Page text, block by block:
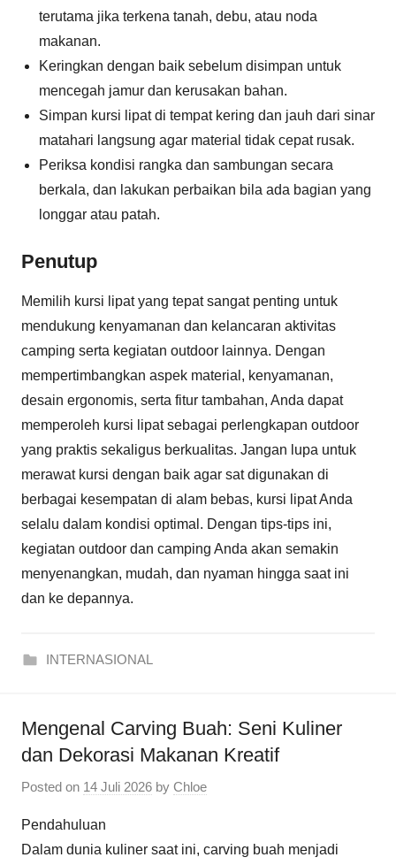
terutama jika terkena tanah, debu, atau noda
makanan.
Keringkan dengan baik sebelum disimpan untuk
mencegah jamur dan kerusakan bahan.
Simpan kursi lipat di tempat kering dan jauh dari sinar
matahari langsung agar material tidak cepat rusak.
Periksa kondisi rangka dan sambungan secara
berkala, dan lakukan perbaikan bila ada bagian yang
longgar atau patah.
Penutup
Memilih kursi lipat yang tepat sangat penting untuk
mendukung kenyamanan dan kelancaran aktivitas
camping serta kegiatan outdoor lainnya. Dengan
mempertimbangkan aspek material, kenyamanan,
desain ergonomis, serta fitur tambahan, Anda dapat
memperoleh kursi lipat sebagai perlengkapan outdoor
yang praktis sekaligus berkualitas. Jangan lupa untuk
merawat kursi dengan baik agar sat digunakan di
berbagai kesempatan di alam bebas, kursi lipat Anda
selalu dalam kondisi optimal. Dengan tips-tips ini,
kegiatan outdoor dan camping Anda akan semakin
menyenangkan, mudah, dan nyaman hingga saat ini
dan ke depannya.
INTERNASIONAL
Mengenal Carving Buah: Seni Kuliner
dan Dekorasi Makanan Kreatif
Posted on 14 Juli 2026 by Chloe
Pendahuluan
Dalam dunia kuliner saat ini, carving buah menjadi